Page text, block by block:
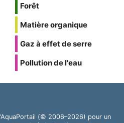
Forêt
Matière organique
Gaz à effet de serre
Pollution de l'eau
(© 2006–2026) pour un